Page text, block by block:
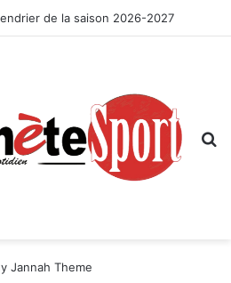
de la saison 2026-2027